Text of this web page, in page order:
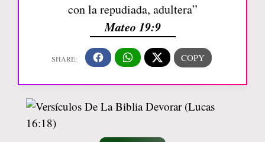
con la repudiada, adultera”
Mateo 19:9